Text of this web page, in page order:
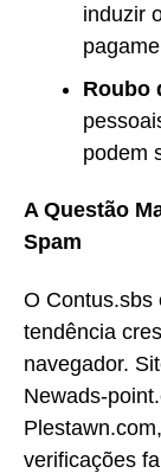
induzir
Roubo
podem
A Questão
Spam
O Contus.sbs
tendência
navegador.
Newads-
verificações